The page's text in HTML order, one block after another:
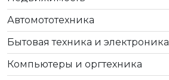
Автомототехника
Бытовая техника и электроника
Компьютеры и оргтехника